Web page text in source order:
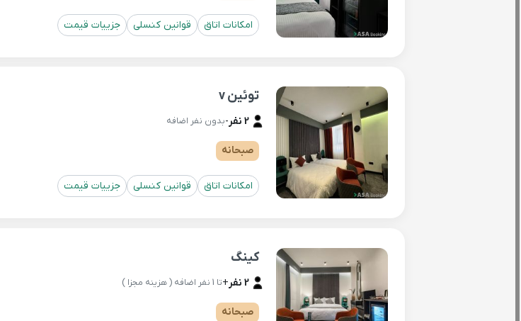
امکانات اتاق قوانین کنسلی جزییات قیمت
توئین v
2 نفر -بدون نفر اضافه
صبحانه
امکانات اتاق قوانین کنسلی جزییات قیمت
کینگ
2 نفر +تا 1 نفر اضافه ( هزینه مجزا )
صبحانه